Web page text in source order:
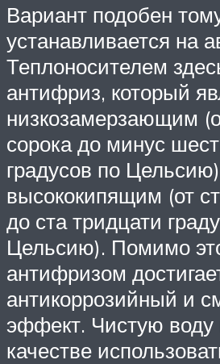
Вариант подобен
устанавливается на
Теплоносителем
антифриз, который
низкозамерзающим
сорока до минус
градусов по
высококипящим (от
до ста тридцати
Цельсию). Помимо
антифризом
антикоррозийный и
эффект. Чистую воду
качестве